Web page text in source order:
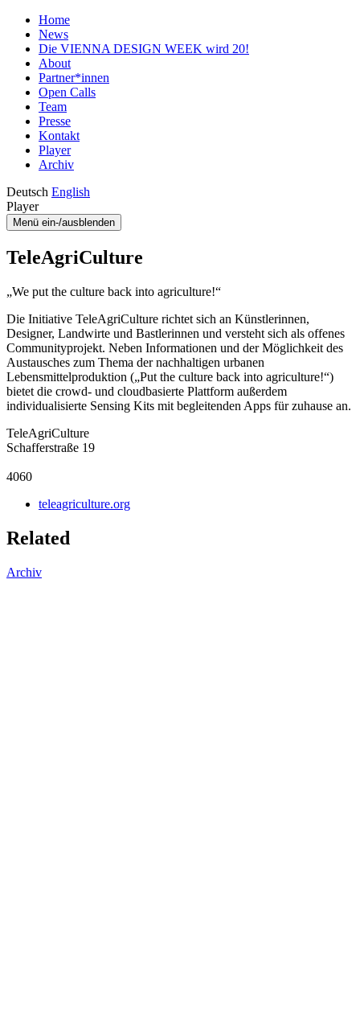
Home
News
Die VIENNA DESIGN WEEK wird 20!
About
Partner*innen
Open Calls
Team
Presse
Kontakt
Player
Archiv
Deutsch English
Player
Menü ein-/ausblenden
TeleAgriCulture
„We put the culture back into agriculture!“
Die Initiative TeleAgriCulture richtet sich an Künstlerinnen,
Designer, Landwirte und Bastlerinnen und versteht sich als offenes
Communityprojekt. Neben Informationen und der Möglichkeit des
Austausches zum Thema der nachhaltigen urbanen
Lebensmittelproduktion („Put the culture back into agriculture!“)
bietet die crowd- und cloudbasierte Plattform außerdem
individualisierte Sensing Kits mit begleitenden Apps für zuhause an.
TeleAgriCulture
Schafferstraße 19
4060
teleagriculture.org
Related
Archiv